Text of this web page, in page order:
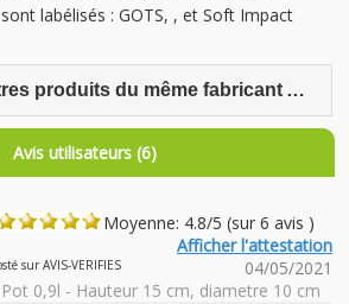
labélisés : GOTS, , et Soft Impact
Découvrez d'autres produits du même fabricant Ah Table
Avis utilisateurs (6)
Moyenne: 4.8/5 (sur 6 avis )
Afficher l'attestation
sur AVIS-VERIFIES
04/05/2021
Pot 0,9l - Hauteur 15 cm, diametre 10 cm